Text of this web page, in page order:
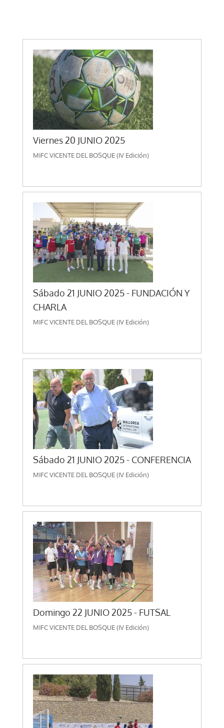
Viernes 20 JUNIO 2025
MIFC VICENTE DEL BOSQUE (IV Edición)
Sábado 21 JUNIO 2025 - FUNDACIÓN Y
CHARLA
MIFC VICENTE DEL BOSQUE (IV Edición)
Sábado 21 JUNIO 2025 - CONFERENCIA
MIFC VICENTE DEL BOSQUE (IV Edición)
Domingo 22 JUNIO 2025 - FUTSAL
MIFC VICENTE DEL BOSQUE (IV Edición)